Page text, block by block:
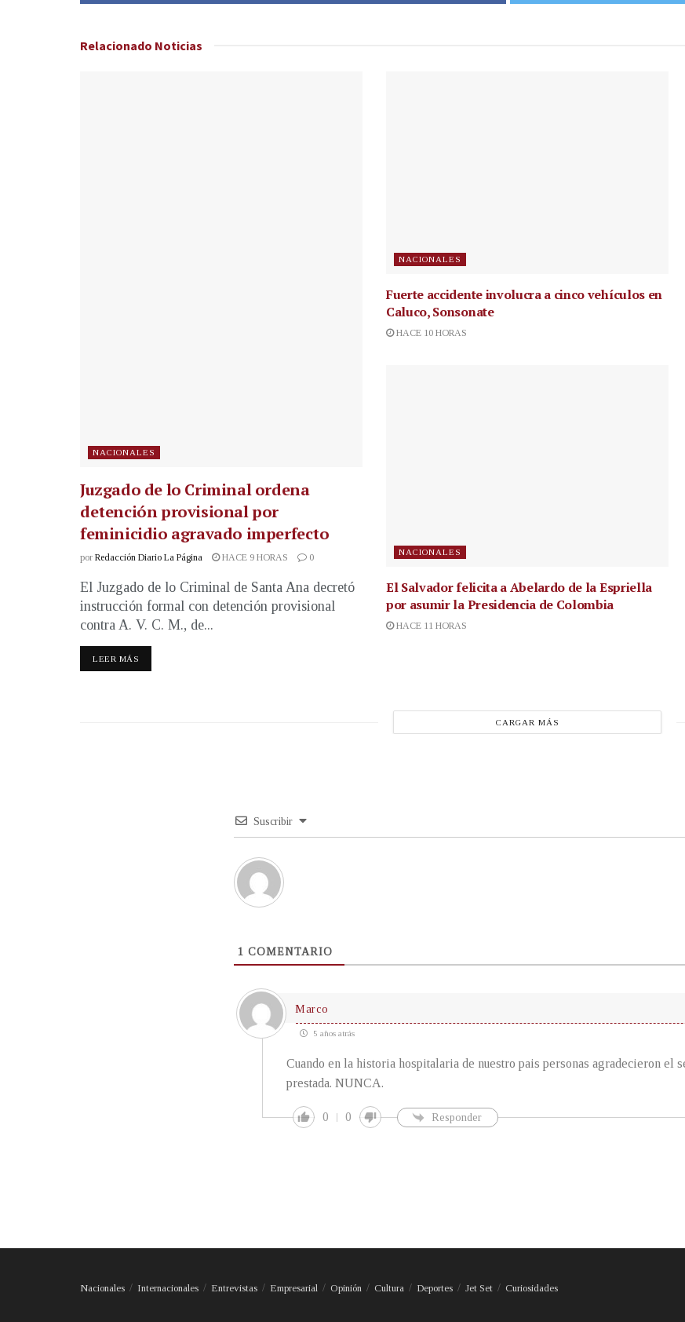
Relacionado Noticias
NACIONALES
Juzgado de lo Criminal ordena
detención provisional por
feminicidio agravado imperfecto
por Redacción Diario La Página HACE 9 HORAS 0
El Juzgado de lo Criminal de Santa Ana decretó
instrucción formal con detención provisional
contra A. V. C. M., de...
LEER MÁS
NACIONALES
Fuerte accidente involucra a cinco vehículos en
Caluco, Sonsonate
HACE 10 HORAS
NACIONALES
El Salvador felicita a Abelardo de la Espriella
por asumir la Presidencia de Colombia
HACE 11 HORAS
CARGAR MÁS
Suscribir
1 COMENTARIO
Marco
5 años atrás
Cuando en la historia hospitalaria de nuestro pais personas agradecieron el
prestada. NUNCA.
0 0 Responder
Nacionales Internacionales Entrevistas Empresarial Opinión Cultura Deportes Jet Set Curiosidades